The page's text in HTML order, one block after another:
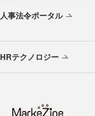
人事法令ポータル
HRテクノロジー